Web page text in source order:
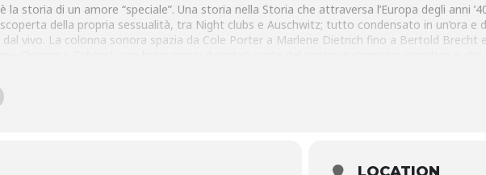
è la storia di un amore “speciale”. Una storia nella Storia che attraversa l’Europa degli anni
della propria sessualità, tra Night clubs e Auschwitz; tutto condensato in un’ora e
vivo. La colonna sonora spazia da Cole Porter a Marlene Dietrich fino a Bertold Brecht
di teatro, danza e musica che portano lo spettatore a restare incollato alla sedia,
e controverso.